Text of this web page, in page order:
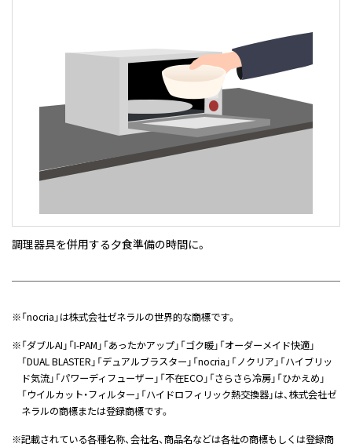
調理器具を併用する夕食準備の時間に。
※「nocria」は株式会社ゼネラルの世界的な商標です。
※「ダブルAI」「I-PAM」「あったかアップ」「ゴク暖」「オーダーメイド快適」
「DUAL BLASTER」「デュアルブラスター」「nocria」「ノクリア」「ハイブリッ
ド気流」「パワーディフューザー」「不在ECO」「さらさら冷房」「ひかえめ」
「ウイルカット・フィルター」「ハイドロフィリック熱交換器」は、株式会社ゼ
ネラルの商標または登録商標です。
※記載されている各種名称、会社名、商品名などは各社の商標もしくは登録商